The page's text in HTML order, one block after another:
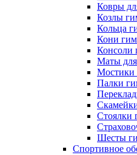
Ковры
Козлы
Кольца
Кони
Консоли
Маты для
Мостики
Палки
Стоялки
Шесты
Спортивное